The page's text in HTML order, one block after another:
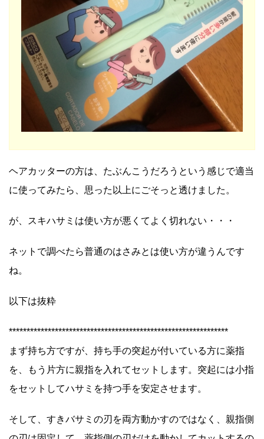
ヘアカッターの方は、たぶんこうだろうという感じで適当
に使ってみたら、思った以上にごそっと透けました。
が、スキハサミは使い方が悪くてよく切れない・・・
ネットで調べたら普通のはさみとは使い方が違うんです
ね。
以下は抜粋
**************************************************************
まず持ち方ですが、持ち手の突起が付いている方に薬指
を、もう片方に親指を入れてセットします。突起には小指
をセットしてハサミを持つ手を安定させます。
そして、すきバサミの刃を両方動かすのではなく、親指側